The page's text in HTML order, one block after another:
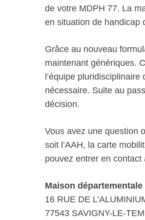
de votre MDPH 77. La
en situation de handicap
Grâce au nouveau
maintenant génériques.
l’équipe
nécessaire. Suite au
décision.
Vous avez une question
soit l’AAH, la carte
pouvez entrer en
Maison
16 RUE DE
77543 SAVIGNY-LE-